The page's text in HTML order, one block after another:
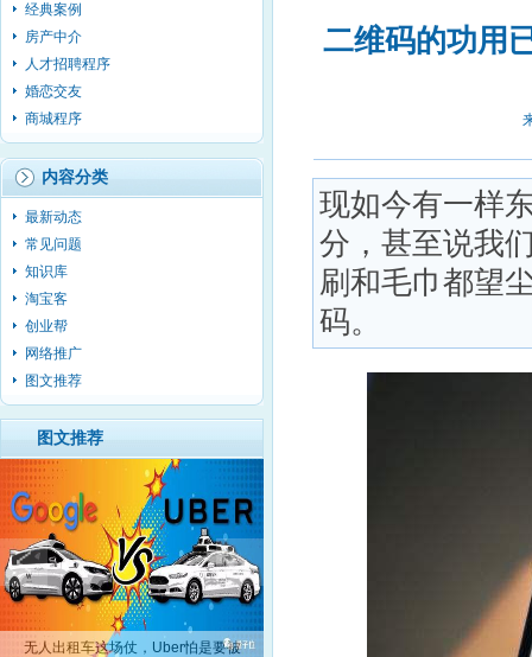
经典案例
房产中介
人才招聘程序
婚恋交友
商城程序
内容分类
最新动态
常见问题
知识库
淘宝客
创业帮
网络推广
图文推荐
图文推荐
那些彻夜不眠鼓吹币圈的，非奸即盗！
二维码的功用
现如今有一样
分，甚至说我
刷和毛巾都望
码。